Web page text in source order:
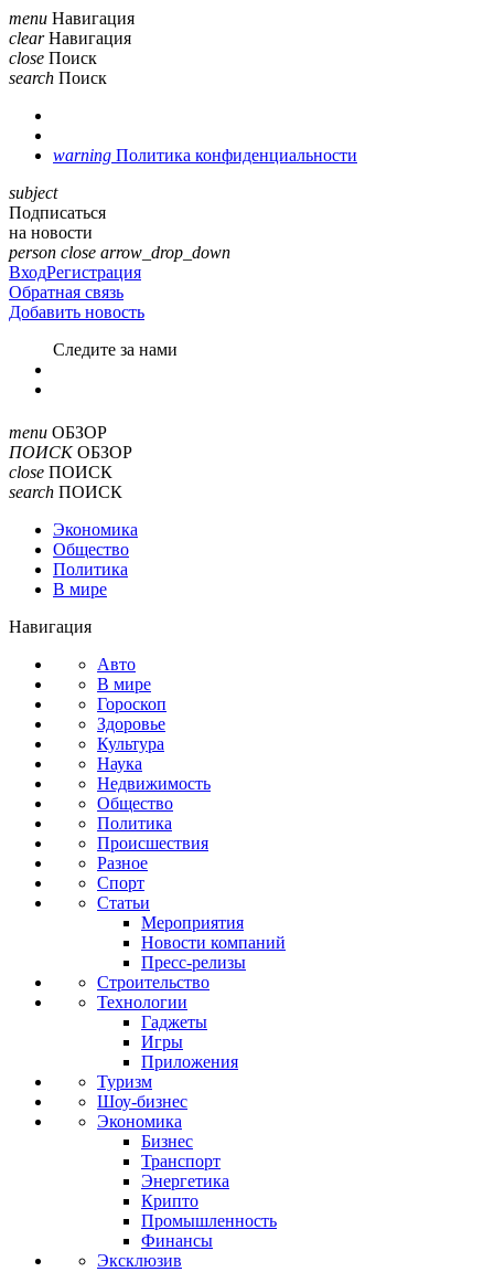
menu Навигация
clear Навигация
close Поиск
search Поиск
warning Политика конфиденциальности
subject
Подписаться
на новости
person close arrow_drop_down
ВходРегистрация
Обратная связь
Добавить новость
Cледите за нами
menu ОБЗОР
ПОИСК ОБЗОР
close ПОИСК
search ПОИСК
Экономика
Общество
Политика
В мире
Навигация
Авто
В мире
Гороскоп
Здоровье
Культура
Наука
Недвижимость
Общество
Политика
Происшествия
Разное
Спорт
Статьи
Мероприятия
Новости компаний
Пресс-релизы
Строительство
Технологии
Гаджеты
Игры
Приложения
Туризм
Шоу-бизнес
Экономика
Бизнес
Транспорт
Энергетика
Крипто
Промышленность
Финансы
Эксклюзив